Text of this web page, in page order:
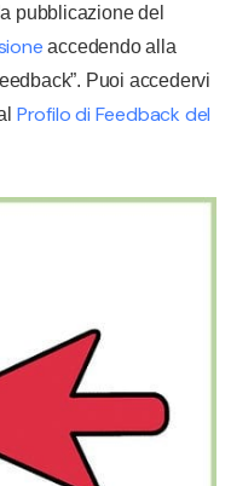
pubblicazione del
accedendo alla
Puoi accedervi
Profilo di Feedback del